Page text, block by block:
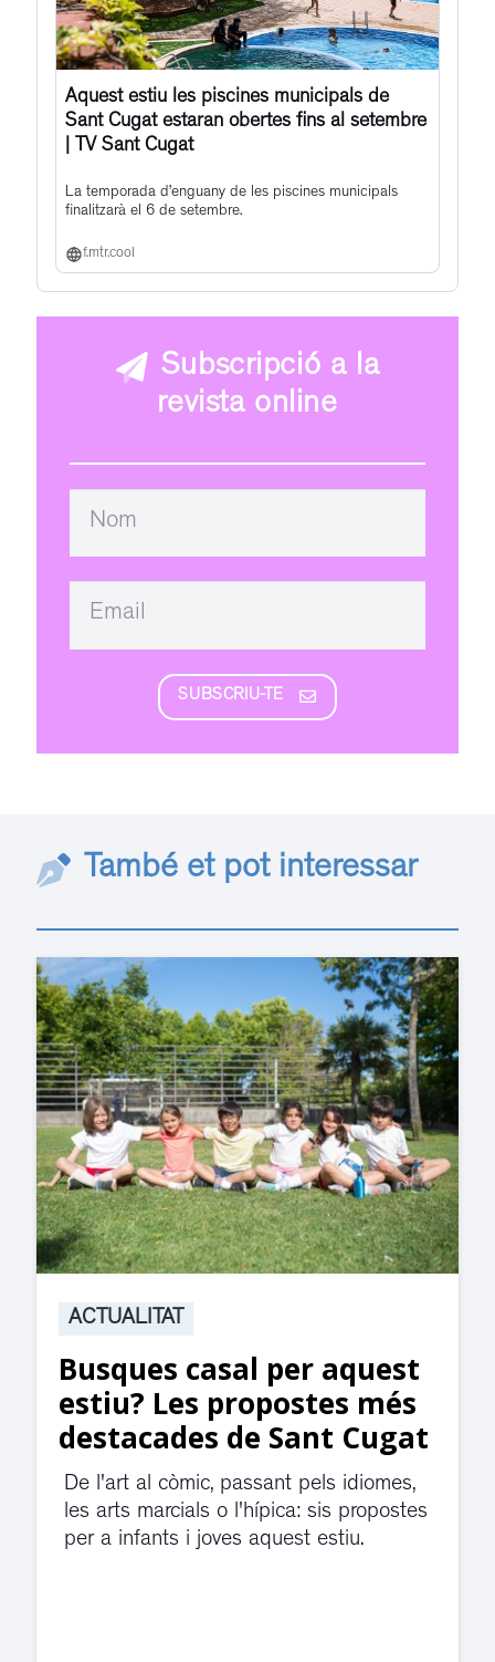
Aquest estiu les piscines municipals de
Sant Cugat estaran obertes fins al setembre
| TV Sant Cugat
La temporada d’enguany de les piscines municipals
finalitzarà el 6 de setembre.
f.mtr.cool
Subscripció a la
revista online
SUBSCRIU-TE
També et pot interessar
ACTUALITAT
Busques casal per aquest
estiu? Les propostes més
destacades de Sant Cugat
De l'art al còmic, passant pels idiomes,
les arts marcials o l'hípica: sis propostes
per a infants i joves aquest estiu.